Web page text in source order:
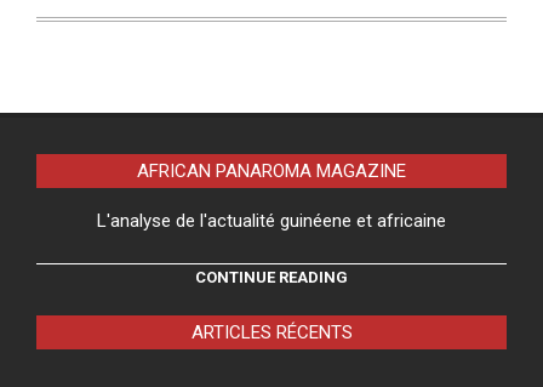
AFRICAN PANAROMA MAGAZINE
L'analyse de l'actualité guinéene et africaine
CONTINUE READING
ARTICLES RÉCENTS